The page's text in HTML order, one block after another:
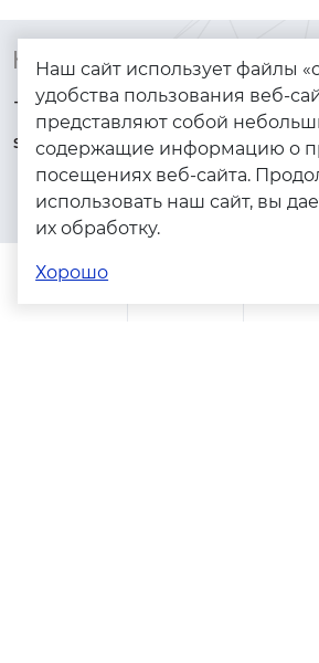
Контакты
+7 (925) 144-64-73
serebryanyye.grani@mail.ru
Помощь
Наш сайт использует файлы
удобства пользования веб-
представляют собой
содержащие информацию о
посещениях веб-сайта.
использовать наш сайт, вы
их обработку.
Хорошо